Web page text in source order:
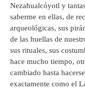
Nezahualcóyotl y
saberme en ellas, de
arqueológicas, sus
de las huellas de
sus rituales, sus
hace mucho tiempo,
cambiado hasta
exactamente como el